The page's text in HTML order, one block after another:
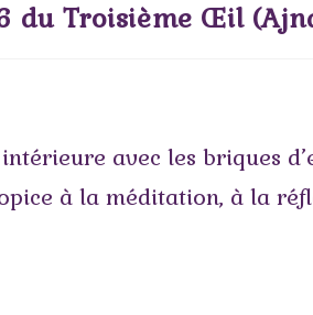
du Troisième Œil
avec les briques
à la méditation, à la